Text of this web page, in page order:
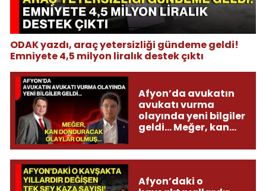
ODAK yazdı, araç yetersizliği gündeme geldi!
Emniyete 4,5 milyon liralık destek çıktı
Afyon’da avukatın
avukatı vurma
olayında yeni bilgiler
geldi... Meğer, kan
olmuş...
Afyon’daki o